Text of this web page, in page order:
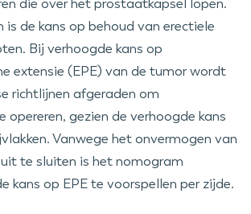
die over het prostaatkapsel lopen.
is de kans op behoud van erectiele
Bij verhoogde kans op
extensie (EPE) van de tumor wordt
richtlijnen afgeraden om
opereren, gezien de verhoogde kans
Vanwege het onvermogen van
te sluiten is het nomogram
kans op EPE te voorspellen per zijde.